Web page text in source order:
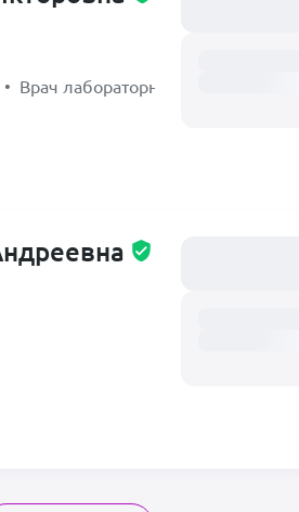
лабораторной диагностики